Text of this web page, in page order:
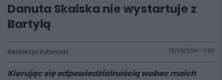
Danuta Skalska nie wystartuje z
Bartylą
Redakcja Bytomski 15/09/2014 - 11:06
Kierując się odpowiedzialnością wobec moich